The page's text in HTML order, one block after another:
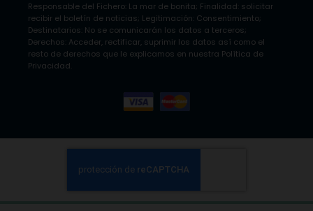
Responsable del Fichero: La mar de bonita; Finalidad: solicitar
recibir el boletín de noticias; Legitimación: Consentimiento;
Destinatarios: No se comunicarán los datos a terceros;
Derechos: Acceder, rectificar, suprimir los datos así como el
resto de derechos que le explicamos en nuestra Política de
Privacidad.